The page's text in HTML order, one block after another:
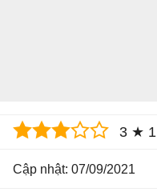
3 ★ 1
Cập nhật: 07/09/2021